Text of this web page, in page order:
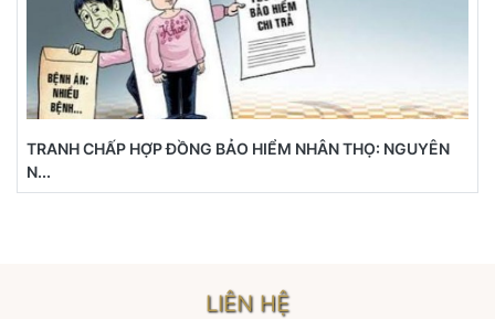
TRANH CHẤP HỢP ĐỒNG BẢO HIỂM NHÂN THỌ: NGUYÊN
N...
LIÊN HỆ